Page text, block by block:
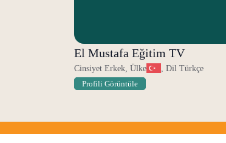
El Mustafa Eğitim TV
Cinsiyet Erkek, Ülke , Dil Türkçe
Profili Görüntüle